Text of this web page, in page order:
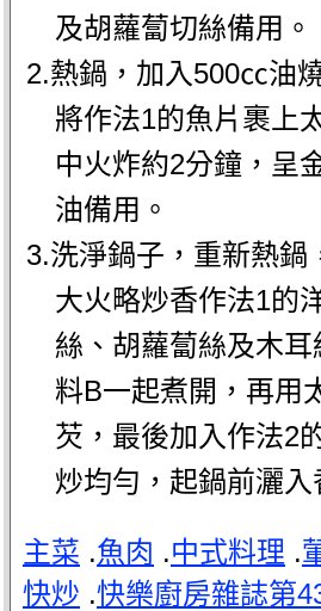
及胡蘿蔔切絲備用。
2.熱鍋，加入500㏄油
將作法1的魚片裹上
中火炸約2分鐘，呈
油備用。
3.洗淨鍋子，重新熱鍋
大火略炒香作法1的
絲、胡蘿蔔絲及木
料B一起煮開，再用
芡，最後加入作法2
炒均勻，起鍋前灑入
主菜 .魚肉 .中式料理 .
快炒 .快樂廚房雜誌第